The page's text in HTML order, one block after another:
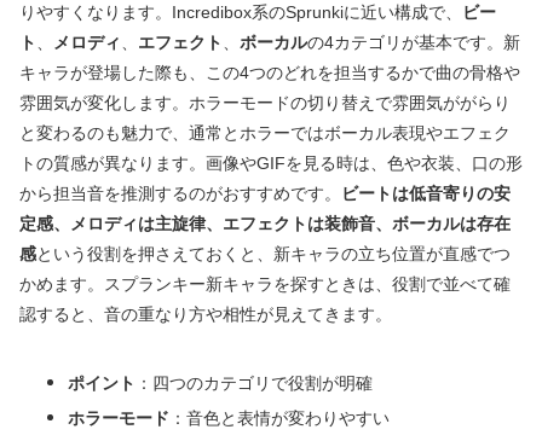
りやすくなります。Incredibox系のSprunkiに近い構成で、
ビー
ト
メロディ エフェクト ボーカルの4カテゴリが基本です。新
キャラが登場した際も、この4つのどれを担当するかで曲の骨格や
雰囲気が変化します。ホラーモードの切り替えで雰囲気ががらり
と変わるのも魅力で、通常とホラーではボーカル表現やエフェク
トの質感が異なります。画像やGIFを見る時は、色や衣装、口の形
から担当音を推測するのがおすすめです。
ビートは低音寄りの安
定感、メロディは主旋律、エフェクトは装飾音、ボーカルは存在
感という役割を押さえておくと、新キャラの立ち位置が直感でつ
かめます。スプランキー新キャラを探すときは、役割で並べて確
認すると、音の重なり方や相性が見えてきます。
ポイント ：四つのカテゴリで役割が明確
ホラーモード ：音色と表情が変わりやすい